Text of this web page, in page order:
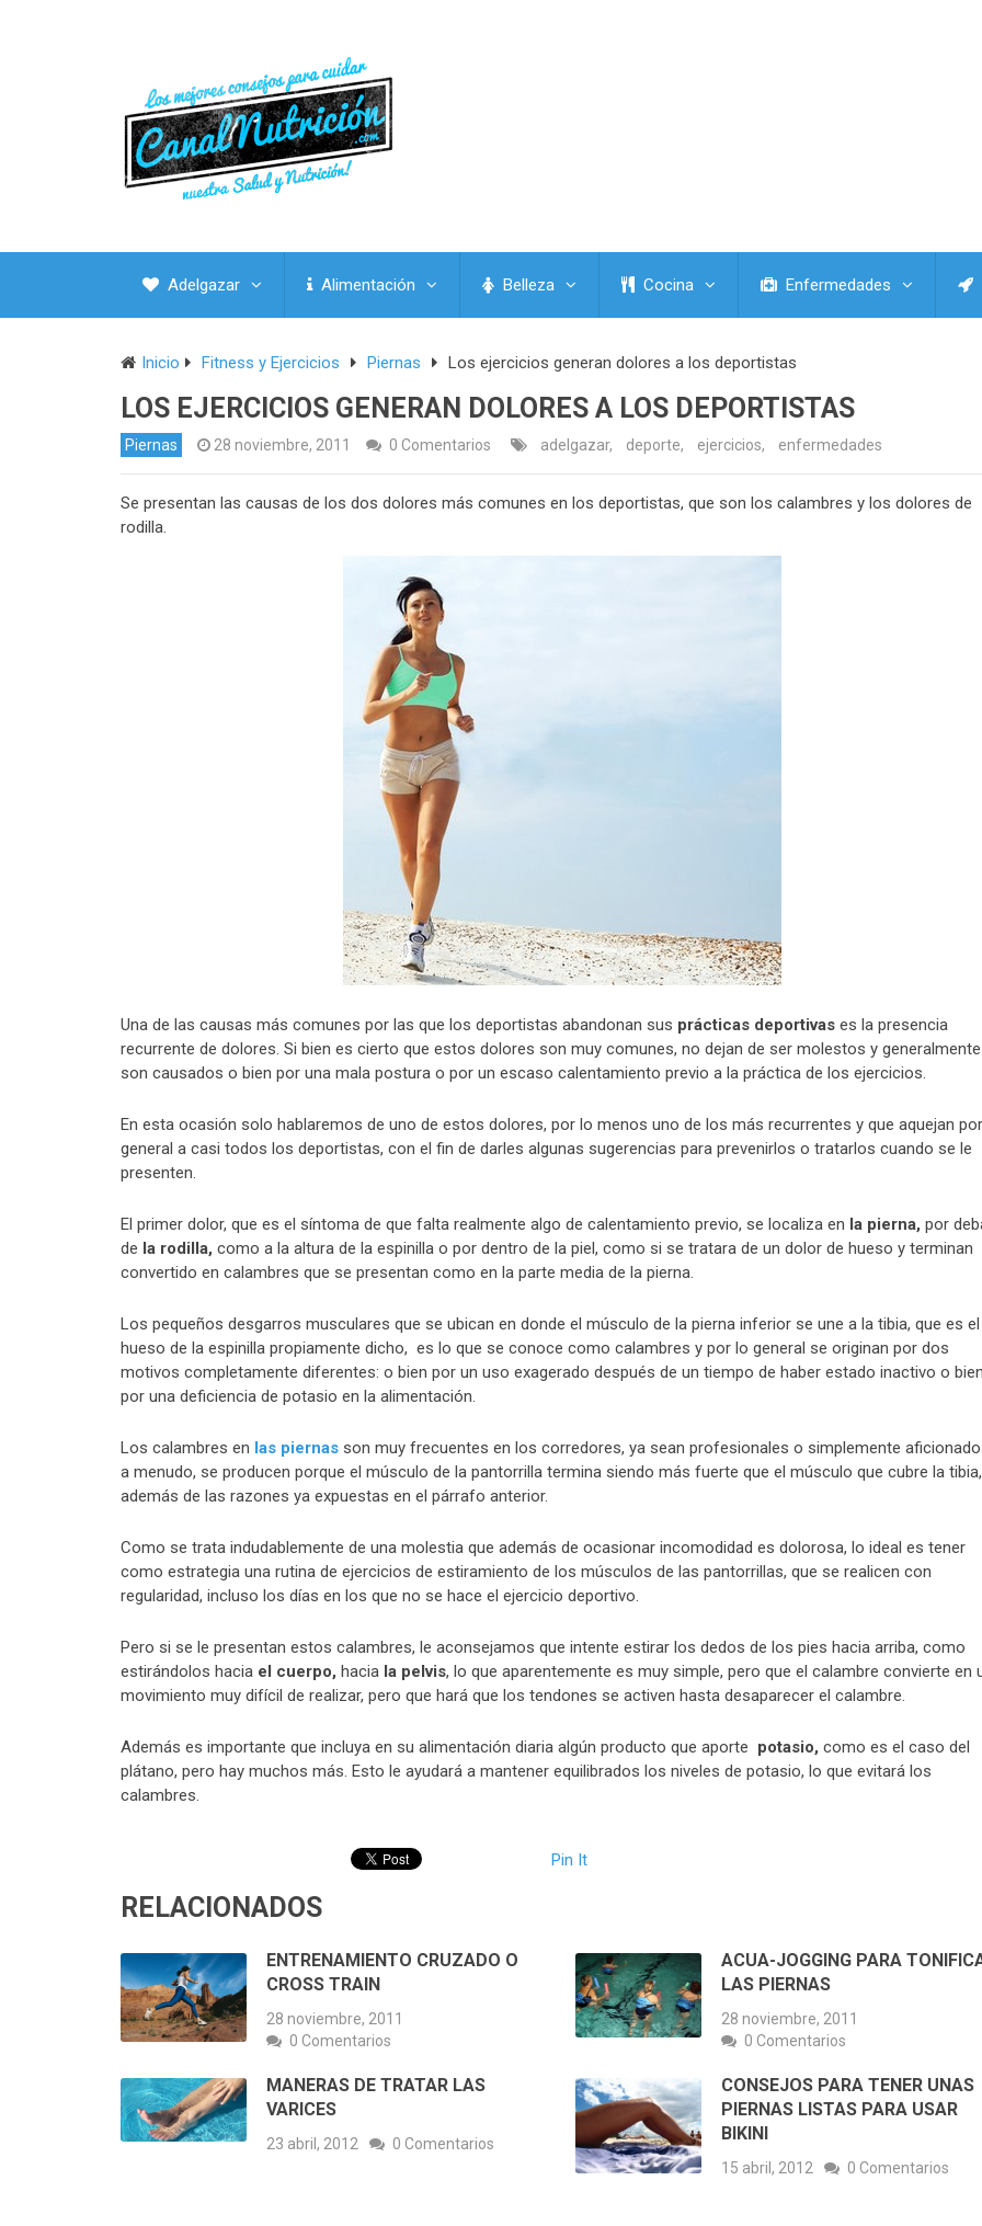
Adelgazar Alimentación Belleza Cocina Enfermedades
Inicio Fitness y Ejercicios Piernas Los ejercicios generan dolores a los deportistas
LOS EJERCICIOS GENERAN DOLORES A LOS DEPORTISTAS
Piernas 28 noviembre, 2011 0 Comentarios adelgazar, deporte, ejercicios, enfermedades
Se presentan las causas de los dos dolores más comunes en los deportistas, que son los calambres y los dolores de
rodilla.
Una de las causas más comunes por las que los deportistas abandonan sus prácticas deportivas es la presencia
recurrente de dolores. Si bien es cierto que estos dolores son muy comunes, no dejan de ser molestos y generalmente
son causados o bien por una mala postura o por un escaso calentamiento previo a la práctica de los ejercicios.
En esta ocasión solo hablaremos de uno de estos dolores, por lo menos uno de los más recurrentes y que aquejan
general a casi todos los deportistas, con el fin de darles algunas sugerencias para prevenirlos o tratarlos cuando se le
presenten.
El primer dolor, que es el síntoma de que falta realmente algo de calentamiento previo, se localiza en la pierna, por
de la rodilla, como a la altura de la espinilla o por dentro de la piel, como si se tratara de un dolor de hueso y terminan
convertido en calambres que se presentan como en la parte media de la pierna.
Los pequeños desgarros musculares que se ubican en donde el músculo de la pierna inferior se une a la tibia, que es el
hueso de la espinilla propiamente dicho, es lo que se conoce como calambres y por lo general se originan por dos
motivos completamente diferentes: o bien por un uso exagerado después de un tiempo de haber estado inactivo o bien
por una deficiencia de potasio en la alimentación.
Los calambres en las piernas son muy frecuentes en los corredores, ya sean profesionales o simplemente
a menudo, se producen porque el músculo de la pantorrilla termina siendo más fuerte que el músculo que cubre la tibia,
además de las razones ya expuestas en el párrafo anterior.
Como se trata indudablemente de una molestia que además de ocasionar incomodidad es dolorosa, lo ideal es tener
como estrategia una rutina de ejercicios de estiramiento de los músculos de las pantorrillas, que se realicen con
regularidad, incluso los días en los que no se hace el ejercicio deportivo.
Pero si se le presentan estos calambres, le aconsejamos que intente estirar los dedos de los pies hacia arriba, como
estirándolos hacia el cuerpo, hacia la pelvis, lo que aparentemente es muy simple, pero que el calambre convierte en
movimiento muy difícil de realizar, pero que hará que los tendones se activen hasta desaparecer el calambre.
Además es importante que incluya en su alimentación diaria algún producto que aporte potasio, como es el caso del
plátano, pero hay muchos más. Esto le ayudará a mantener equilibrados los niveles de potasio, lo que evitará los
calambres.
Pin It
RELACIONADOS
ENTRENAMIENTO CRUZADO O
CROSS TRAIN
28 noviembre, 2011
0 Comentarios
ACUA-JOGGING PARA
LAS PIERNAS
28 noviembre, 2011
0 Comentarios
MANERAS DE TRATAR LAS
VARICES
23 abril, 2012 0 Comentarios
CONSEJOS PARA TENER UNAS
PIERNAS LISTAS PARA USAR
BIKINI
15 abril, 2012 0 Comentarios